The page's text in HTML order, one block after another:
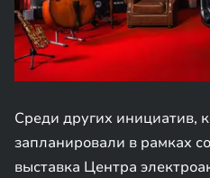
Среди других инициатив,
запланировали в рамках
выставка Центра